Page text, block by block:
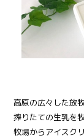
高原の広々した放
搾りたての生乳を
牧場からアイスク